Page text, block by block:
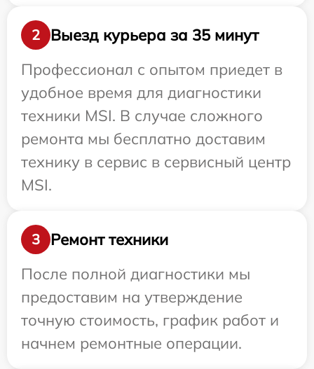
2
Выезд курьера за 35 минут
Профессионал с опытом приедет в
удобное время для диагностики
техники MSI. В случае сложного
ремонта мы бесплатно доставим
технику в сервис в сервисный центр
MSI.
3
Ремонт техники
После полной диагностики мы
предоставим на утверждение
точную стоимость, график работ и
начнем ремонтные операции.